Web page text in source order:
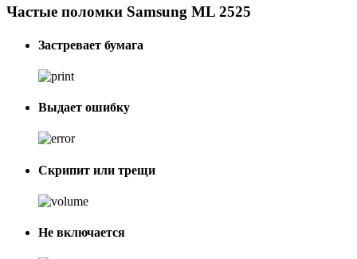
Частые поломки Samsung ML 2525
Застревает бумага
Выдает ошибку
Скрипит или трещи
Не включается